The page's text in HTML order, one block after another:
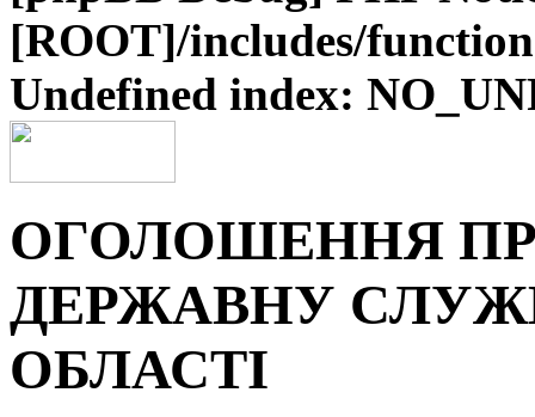
[ROOT]/includes/
Undefined index:
ОГОЛОШЕННЯ
ДЕРЖАВНУ
ОБЛАСТІ